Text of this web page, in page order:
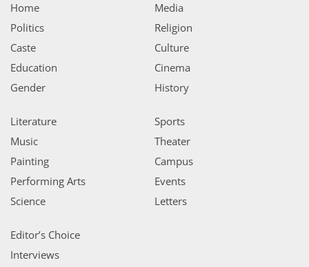
Home
Politics
Caste
Education
Gender
Media
Religion
Culture
Cinema
History
Literature
Music
Painting
Performing Arts
Science
Sports
Theater
Campus
Events
Letters
Editor’s Choice
Interviews